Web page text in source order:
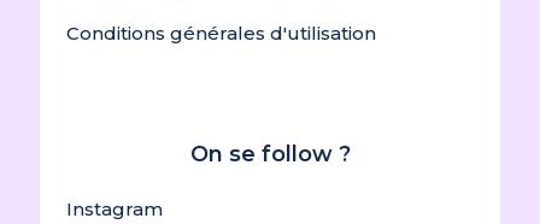
Conditions générales d'utilisation
On se follow ?
Instagram